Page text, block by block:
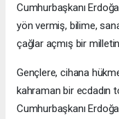
Cumhurbaşkanı
yön vermiş, bilime,
çağlar açmış bir
Gençlere, cihana
kahraman bir ecdadın
Cumhurbaşkanı